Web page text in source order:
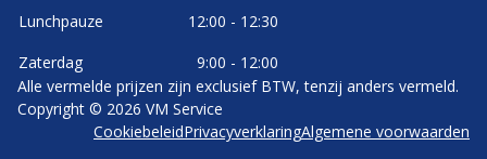
Lunchpauze
12:00 - 12:30
Zaterdag
9:00 - 12:00
Alle vermelde prijzen zijn exclusief BTW, tenzij anders vermeld.
Copyright © 2026 VM Service
CookiebeleidPrivacyverklaringAlgemene voorwaarden